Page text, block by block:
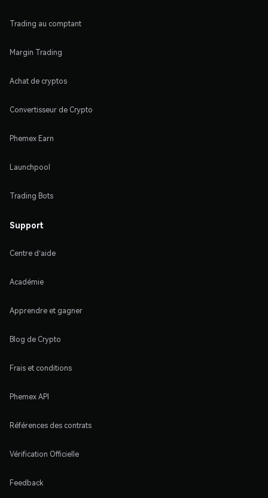
Trading au comptant
Margin Trading
Achat de cryptos
Convertisseur de Crypto
Phemex Earn
Launchpool
Trading Bots
Support
Centre d'aide
Académie
Apprendre et gagner
Blog de Crypto
Frais et conditions
Phemex API
Références des contrats
Vérification Officielle
Feedback